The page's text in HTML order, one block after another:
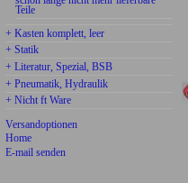
Teile
+ Kasten komplett, leer
+ Statik
+ Literatur, Spezial, BSB
+ Pneumatik, Hydraulik
+ Nicht ft Ware
Versandoptionen
Home
E-mail senden